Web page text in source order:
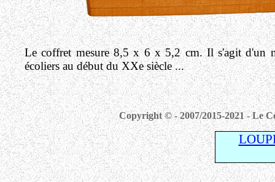
Le coffret mesure 8,5 x 6 x 5,2 cm. Il s'agit d'un
écoliers au début du XXe siècle ...
Copyright © - 2007/2015-2021 - Le